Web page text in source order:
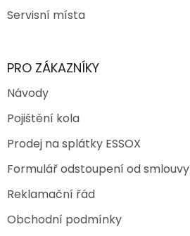
Servisní místa
PRO ZÁKAZNÍKY
Návody
Pojištění kola
Prodej na splátky ESSOX
Formulář odstoupení od smlouvy
Reklamační řád
Obchodní podmínky